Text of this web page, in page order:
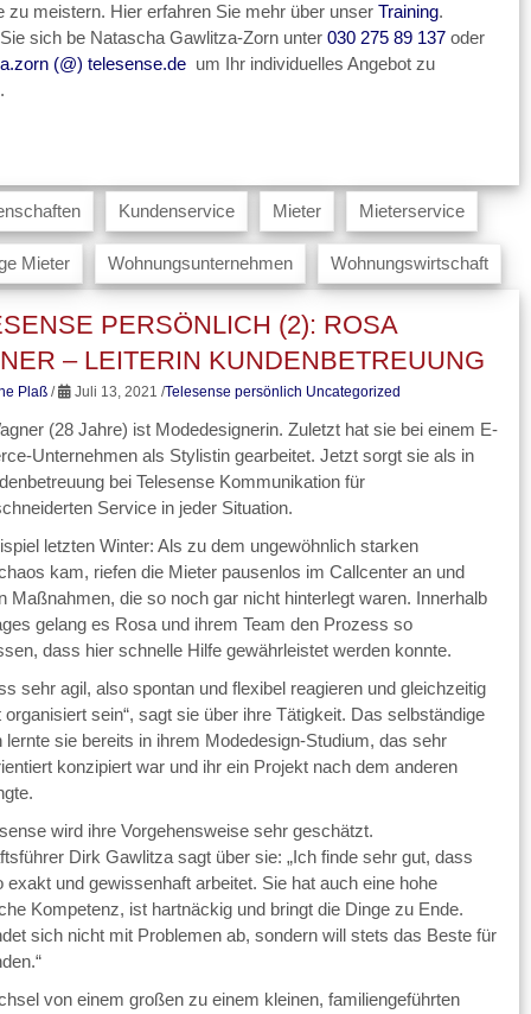
zu meistern. Hier erfahren Sie mehr über unser Training.
sich be Natascha Gawlitza-Zorn unter 030 275 89 137 oder
(@) telesense.de um Ihr individuelles Angebot zu
Kundenservice Mieter Mieterservice
Mieter Wohnungsunternehmen Wohnungswirtschaft
PERSÖNLICH (2): ROSA
– LEITERIN KUNDENBETREUUNG
Plaß / Juli 13, 2021 /Telesense persönlich Uncategorized
(28 Jahre) ist Modedesignerin. Zuletzt hat sie bei einem E-
Unternehmen als Stylistin gearbeitet. Jetzt sorgt sie als in
bei Telesense Kommunikation für
Service in jeder Situation.
letzten Winter: Als zu dem ungewöhnlich starken
kam, riefen die Mieter pausenlos im Callcenter an und
Maßnahmen, die so noch gar nicht hinterlegt waren. Innerhalb
gelang es Rosa und ihrem Team den Prozess so
dass hier schnelle Hilfe gewährleistet werden konnte.
sehr agil, also spontan und flexibel reagieren und gleichzeitig
organisiert sein“, sagt sie über ihre Tätigkeit. Das selbständige
lernte sie bereits in ihrem Modedesign-Studium, das sehr
konzipiert war und ihr ein Projekt nach dem anderen
wird ihre Vorgehensweise sehr geschätzt.
Dirk Gawlitza sagt über sie: „Ich finde sehr gut, dass
exakt und gewissenhaft arbeitet. Sie hat auch eine hohe
Kompetenz, ist hartnäckig und bringt die Dinge zu Ende.
sich nicht mit Problemen ab, sondern will stets das Beste für
von einem großen zu einem kleinen, familiengeführten